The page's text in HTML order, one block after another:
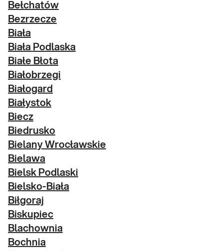
Bełchatów
Bezrzecze
Biała
Biała Podlaska
Białe Błota
Białobrzegi
Białogard
Białystok
Biecz
Biedrusko
Bielany Wrocławskie
Bielawa
Bielsk Podlaski
Bielsko-Biała
Biłgoraj
Biskupiec
Blachownia
Bochnia